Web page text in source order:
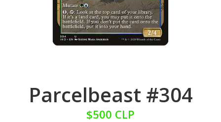
Parcelbeast #304
$500 CLP